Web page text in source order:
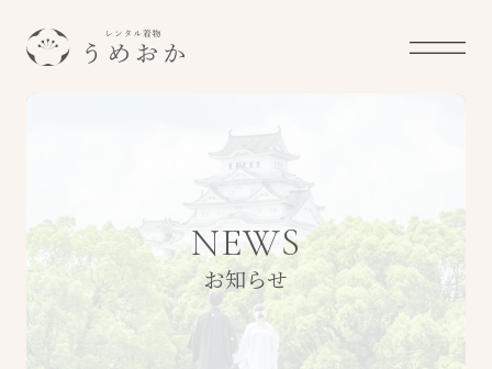
NEWS
お知らせ